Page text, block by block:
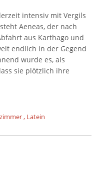
intensiv mit Vergils
Aeneas, der nach
aus Karthago und
endlich in der Gegend
wurde es, als
sie plötzlich ihre
, Latein